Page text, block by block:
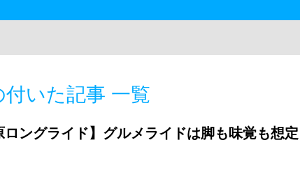
付いた記事 一覧
ロングライド】グルメライドは脚も味覚も想定